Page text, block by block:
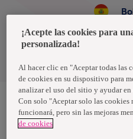
Política de
Nosotras, una marca de Essity -
higiene y salud. Cada día, mil
¡Acepte las cookies para
personalizada!
Al hacer clic en "Aceptar todas las
de cookies en su dispositivo para
analizar el uso del sitio y ayudar en
Con solo "Aceptar solo las cookies
funcionará, pero sin las mejoras
de cookies